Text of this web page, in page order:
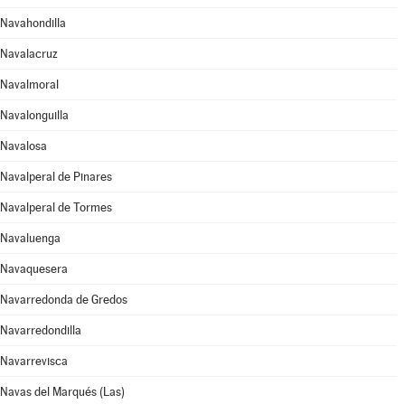
Navahondilla
Navalacruz
Navalmoral
Navalonguilla
Navalosa
Navalperal de Pinares
Navalperal de Tormes
Navaluenga
Navaquesera
Navarredonda de Gredos
Navarredondilla
Navarrevisca
Navas del Marqués (Las)